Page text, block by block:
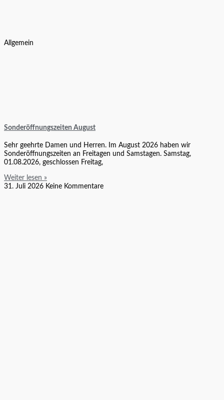
Allgemein
Sonderöffnungszeiten August
Sehr geehrte Damen und Herren. Im August 2026 haben wir
Sonderöffnungszeiten an Freitagen und Samstagen. Samstag,
01.08.2026, geschlossen Freitag,
Weiter lesen »
31. Juli 2026 Keine Kommentare